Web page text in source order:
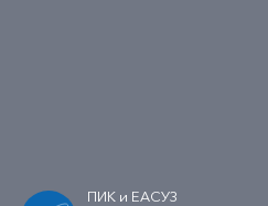
ПИК и ЕАСУЗ